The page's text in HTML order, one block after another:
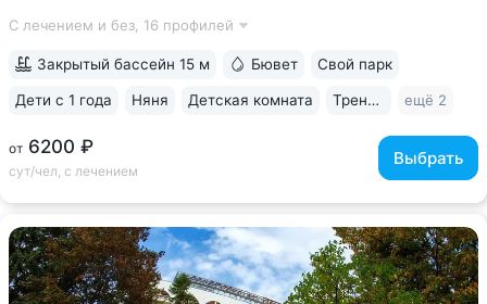
с Канаткой, Храмом воздуха и Долиной роз. Зона
С лечением и без, 16 профилей
от 6200 ₽
сут/чел, с лечением
Выбрать
Закрытый бассейн 15 м Бювет Свой парк
Дети с 1 года Няня Детская комната Тренажерный зал ещё 2